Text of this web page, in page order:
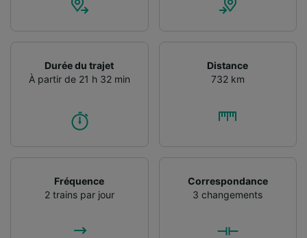
Durée du trajet
À partir de 21 h 32 min
Distance
732 km
Fréquence
2 trains par jour
Correspondance
3 changements